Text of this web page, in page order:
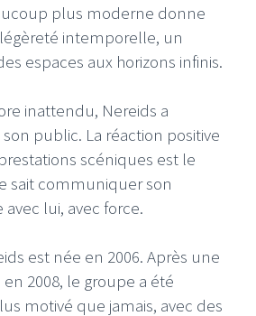
plus moderne donne
intemporelle, un
espaces aux horizons infinis.
inattendu, Nereids a
public. La réaction positive
scéniques est le
sait communiquer son
lui, avec force.
est née en 2006. Après une
2008, le groupe a été
motivé que jamais, avec des